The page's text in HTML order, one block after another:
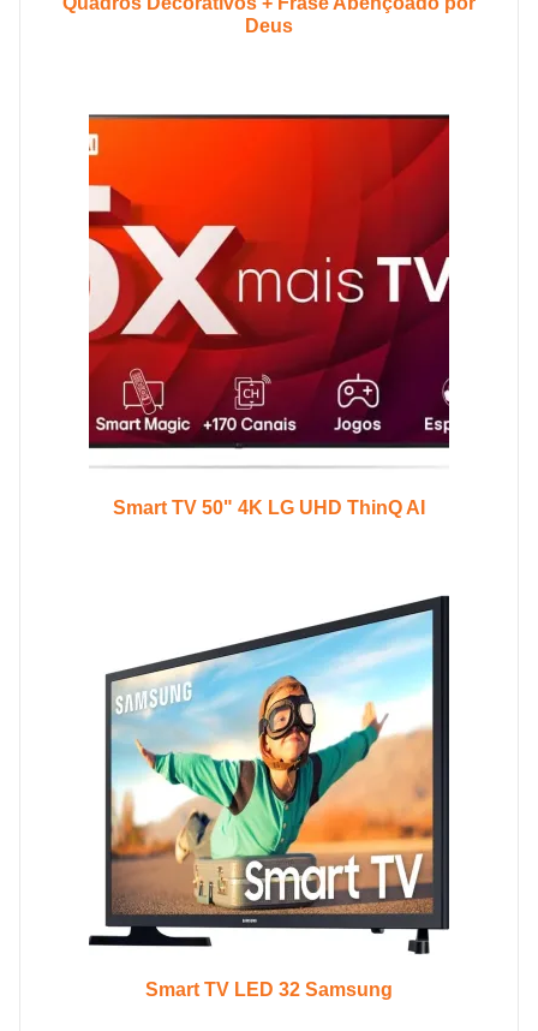
Deus
Smart TV 50" 4K LG UHD ThinQ AI
Smart TV LED 32 Samsung